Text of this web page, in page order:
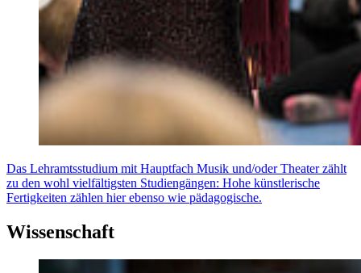
Das Lehramtsstudium mit Hauptfach Musik und/oder Theater zählt
zu den wohl vielfältigsten Studiengängen: Hohe künstlerische
Fertigkeiten zählen hier ebenso wie pädagogische.
Wissenschaft